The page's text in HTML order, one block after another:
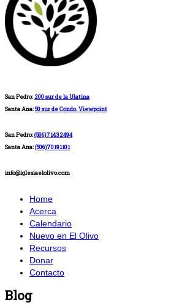
San Pedro: 200 sur de la Ulatina
Santa Ana:50 sur de Condo. Viewpoint
San Pedro:(506)71432494
Santa Ana:(506)70191101
info@iglesiaelolivo.com
Home
Acerca
Calendario
Nuevo en El Olivo
Recursos
Donar
Contacto
Blog